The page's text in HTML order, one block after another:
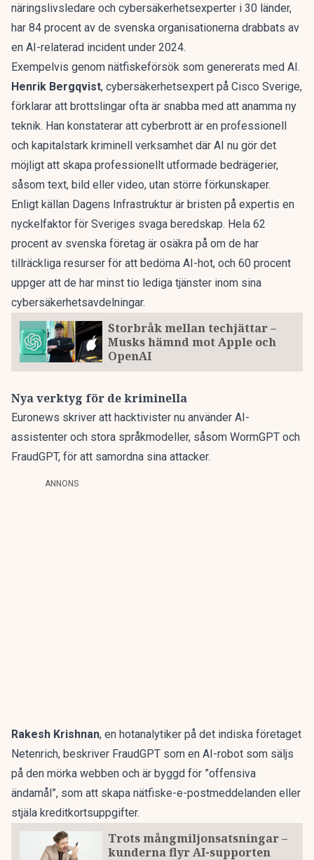
näringslivsledare och cybersäkerhetsexperter i 30 länder,
har 84 procent av de svenska organisationerna drabbats av
en AI-relaterad incident under 2024.
Exempelvis genom nätfiskeförsök som genererats med AI.
Henrik Bergqvist, cybersäkerhetsexpert på Cisco Sverige,
förklarar att brottslingar ofta är snabba med att anamma ny
teknik. Han konstaterar att cyberbrott är en professionell
och kapitalstark kriminell verksamhet där AI nu gör det
möjligt att skapa professionellt utformade bedrägerier,
såsom text, bild eller video, utan större förkunskaper.
Enligt källan Dagens Infrastruktur är bristen på expertis en
nyckelfaktor för Sveriges svaga beredskap. Hela 62
procent av svenska företag är osäkra på om de har
tillräckliga resurser för att bedöma AI-hot, och 60 procent
uppger att de har minst tio lediga tjänster inom sina
cybersäkerhetsavdelningar.
Storbråk mellan techjättar –
Musks hämnd mot Apple och
OpenAI
Nya verktyg för de kriminella
Euronews skriver att hacktivister nu använder AI-
assistenter och stora språkmodeller, såsom WormGPT och
FraudGPT, för att samordna sina attacker.
ANNONS
Rakesh Krishnan, en hotanalytiker på det indiska företaget
Netenrich, beskriver FraudGPT som en AI-robot som säljs
på den mörka webben och är byggd för ”offensiva
ändamål”, som att skapa nätfiske-e-postmeddelanden eller
stjäla kreditkortsuppgifter.
Trots mångmiljonsatsningar –
kunderna flyr AI-supporten